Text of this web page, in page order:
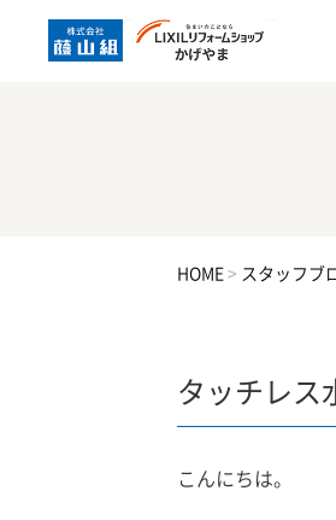
HOME > スタッフブ
タッチレス
こんにちは。